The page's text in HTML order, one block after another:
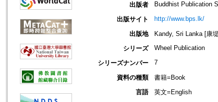
出版者 Buddhist Publication
出版サイト http://www.bps.lk/
出版地
Kandy, Sri Lanka [康
シリーズ
Wheel Publication
シリーズナンバー 7
資料の種類
書籍=Book
言語
英文=English